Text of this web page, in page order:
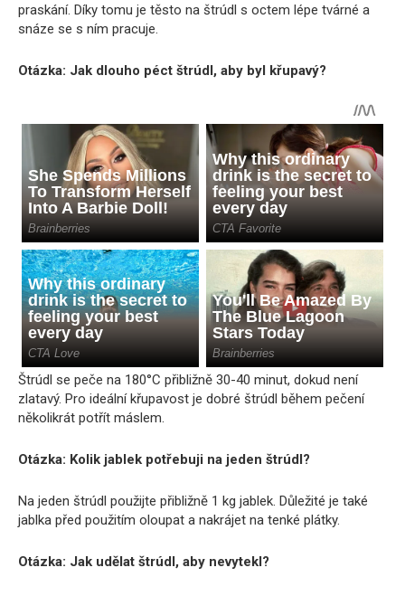
praskání. Díky tomu je těsto na štrúdl s octem lépe tvárné a
snáze se s ním pracuje.
Otázka: Jak dlouho péct štrúdl, aby byl křupavý?
Štrúdl se peče na 180°C přibližně 30-40 minut, dokud není
zlatavý. Pro ideální křupavost je dobré štrúdl během pečení
několikrát potřít máslem.
Otázka: Kolik jablek potřebuji na jeden štrúdl?
Na jeden štrúdl použijte přibližně 1 kg jablek. Důležité je také
jablka před použitím oloupat a nakrájet na tenké plátky.
Otázka: Jak udělat štrúdl, aby nevytekl?